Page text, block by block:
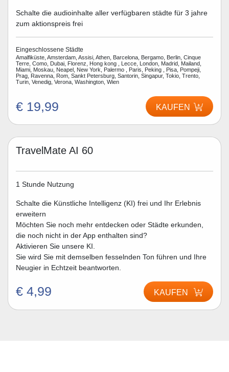
Schalte die audioinhalte aller verfügbaren städte für 3 jahre
zum aktionspreis frei
Eingeschlossene Städte
Amalfiküste, Amsterdam, Assisi, Athen, Barcelona, Bergamo, Berlin, Cinque
Terre, Como, Dubai, Florenz, Hong kong , Lecce, London, Madrid, Mailand,
Miami, Moskau, Neapel, New York, Palermo , Paris, Peking , Pisa, Pompeji,
Prag, Ravenna, Rom, Sankt Petersburg, Santorin, Singapur, Tokio, Trento,
Turin, Venedig, Verona, Washington, Wien
€ 19,99 KAUFEN
TravelMate AI 60
1 Stunde Nutzung
Schalte die Künstliche Intelligenz (KI) frei und Ihr Erlebnis
erweitern
Möchten Sie noch mehr entdecken oder Städte erkunden,
die noch nicht in der App enthalten sind?
Aktivieren Sie unsere KI.
Sie wird Sie mit demselben fesselnden Ton führen und Ihre
Neugier in Echtzeit beantworten.
€ 4,99 KAUFEN